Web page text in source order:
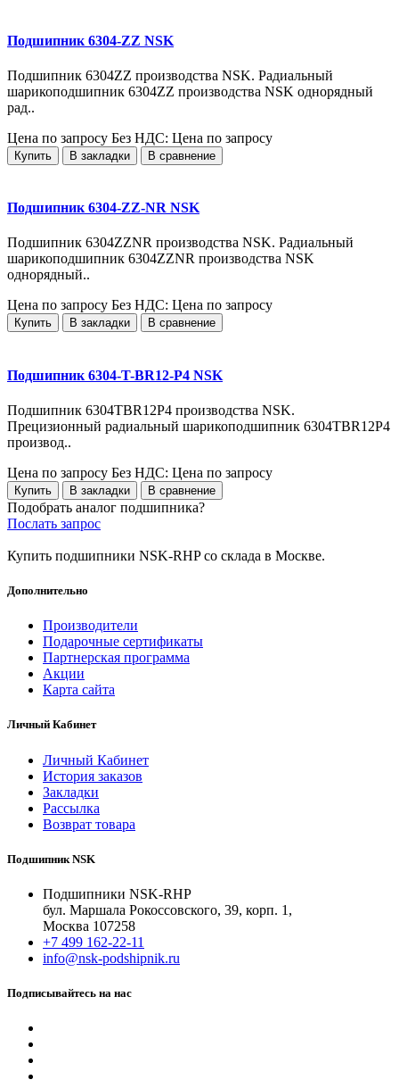
Подшипник 6304-ZZ NSK
Подшипник 6304ZZ производства NSK. Радиальный
шарикоподшипник 6304ZZ производства NSK однорядный
рад..
Цена по запросу Без НДС: Цена по запросу
Купить В закладки В сравнение
Подшипник 6304-ZZ-NR NSK
Подшипник 6304ZZNR производства NSK. Радиальный
шарикоподшипник 6304ZZNR производства NSK
однорядный..
Цена по запросу Без НДС: Цена по запросу
Купить В закладки В сравнение
Подшипник 6304-T-BR12-P4 NSK
Подшипник 6304TBR12P4 производства NSK.
Прецизионный радиальный шарикоподшипник 6304TBR12P4
производ..
Цена по запросу Без НДС: Цена по запросу
Купить В закладки В сравнение
Подобрать аналог подшипника?
Послать запрос
Купить подшипники NSK-RHP со склада в Москве.
Дополнительно
Производители
Подарочные сертификаты
Партнерская программа
Акции
Карта сайта
Личный Кабинет
Личный Кабинет
История заказов
Закладки
Рассылка
Возврат товара
Подшипник NSK
Подшипники NSK-RHP
бул. Маршала Рокоссовского, 39, корп. 1,
Москва 107258
+7 499 162-22-11
info@nsk-podshipnik.ru
Подписывайтесь на нас